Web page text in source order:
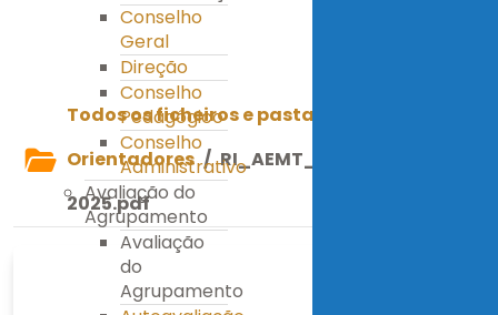
Conselho
Geral
Direção
Conselho
Pedagógico
Conselho
Administrativo
Avaliação do
Agrupamento
Avaliação
do
Agrupamento
Todos os ficheiros e pastas
Orientadores / RI_AEMT_2025_CG_23-07-
2025.pdf